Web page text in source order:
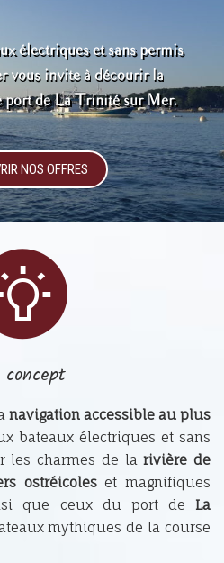
électriques et sans permis
vous invite à décourir la
port de La Trinité sur Mer.
NOS OFFRES
navigation accessible au plus
bateaux électriques et sans
les charmes de larivière de
ostréicoleset magnifiques
que ceux du port de La
mythiques de la course